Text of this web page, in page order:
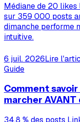
Médiane de 20 likes
sur 359 000 posts
dimanche performe
intuitive.
6 juil. 2026Lire
Guide
Comment
marcher AVANT
34,8 % des posts